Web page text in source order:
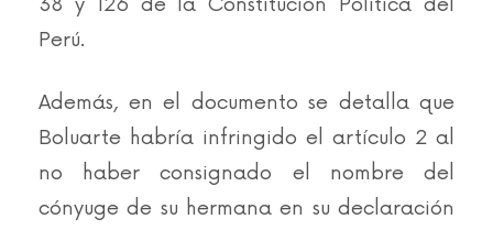
Perú.
Además, en el documento se detalla que
Boluarte habría infringido el artículo 2 al
no haber consignado el nombre del
cónyuge de su hermana en su declaración